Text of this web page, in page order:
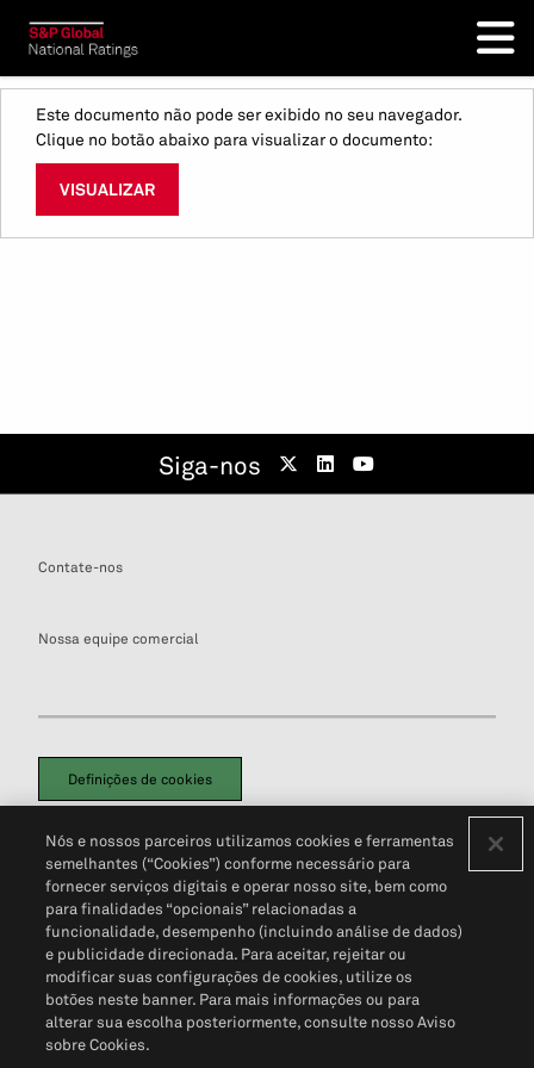
Este documento não pode ser exibido no seu navegador.
Clique no botão abaixo para visualizar o documento:
VISUALIZAR
Siga-nos
Contate-nos
Nossa equipe comercial
Definições de cookies
Política de PrivacidadePortal de privacidade do cliente (em inglês)
Não Venda Minhas Informações Pessoais© 2026 S&P Global
Nós e nossos parceiros utilizamos cookies e ferramentas
semelhantes (“Cookies”) conforme necessário para
fornecer serviços digitais e operar nosso site, bem como
para finalidades “opcionais” relacionadas a
funcionalidade, desempenho (incluindo análise de dados)
e publicidade direcionada. Para aceitar, rejeitar ou
modificar suas configurações de cookies, utilize os
botões neste banner. Para mais informações ou para
alterar sua escolha posteriormente, consulte nosso Aviso
sobre Cookies.